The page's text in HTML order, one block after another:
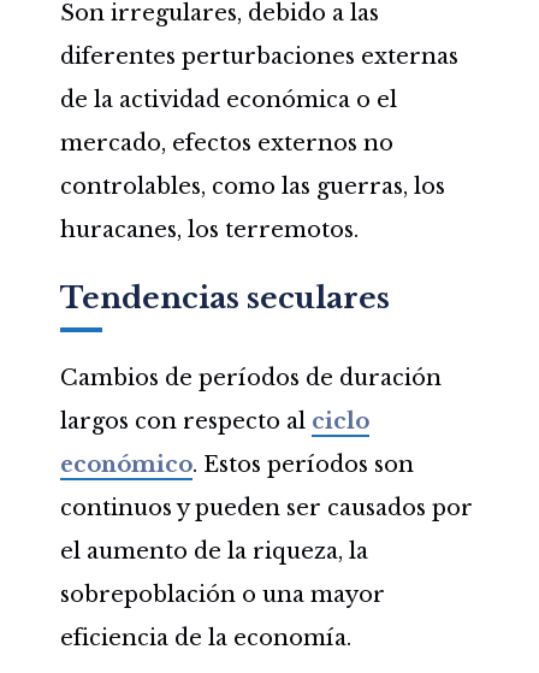
Son irregulares, debido a las
diferentes perturbaciones externas
de la actividad económica o el
mercado, efectos externos no
controlables, como las guerras, los
huracanes, los terremotos.
Tendencias seculares
Cambios de períodos de duración
largos con respecto al ciclo
económico. Estos períodos son
continuos y pueden ser causados por
el aumento de la riqueza, la
sobrepoblación o una mayor
eficiencia de la economía.